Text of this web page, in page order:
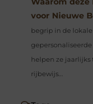
voor Nieuwe
begrip in de
helpen ze
rijbewijs...